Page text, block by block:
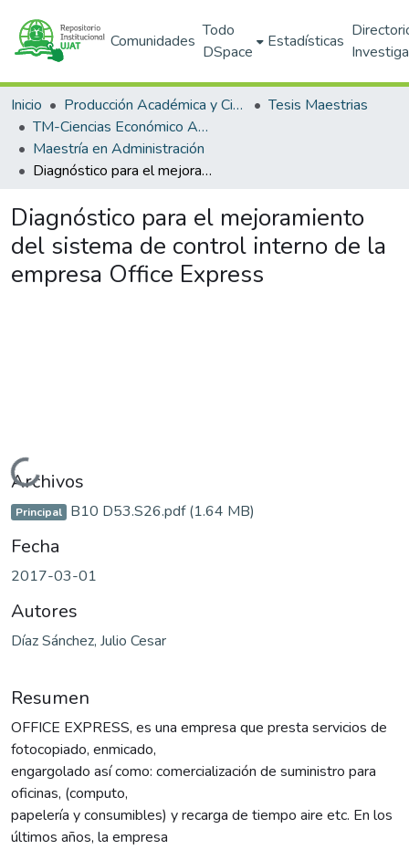
Comunidades
Todo
DSpace
Estadísticas
Inicio Producción Académica y Científica
Tesis Maestrias
TM-Ciencias Económico Administrativas (DACEA)
Maestría en Administración
Diagnóstico para el mejoramiento del sistema de control interno de la empresa Office Express
Diagnóstico para el mejoramiento
del sistema de control interno de la
empresa Office Express
Cargando...
Archivos
Principal B10 D53.S26.pdf(1.64 MB)
Fecha
2017-03-01
Autores
Díaz Sánchez, Julio Cesar
Resumen
OFFICE EXPRESS, es una empresa que presta servicios de
fotocopiado, enmicado,
engargolado así como: comercialización de suministro para
oficinas, (computo,
papelería y consumibles) y recarga de tiempo aire etc. En los
últimos años, la empresa